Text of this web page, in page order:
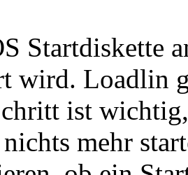
Startdiskette
wird. Loadlin
ist
mehr